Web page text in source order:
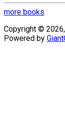
more books
Copyright ©
Powered by